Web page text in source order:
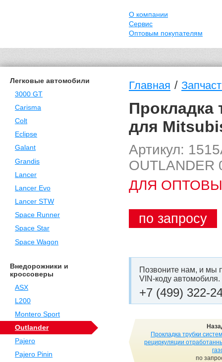
О компании
Сервис
Оптовым покупателям
Легковые автомобили
3000 GT
Carisma
Colt
Eclipse
Galant
Grandis
Lancer
Lancer Evo
Lancer STW
Space Runner
Space Star
Space Wagon
Внедорожники и
кроссоверы
ASX
L200
Montero Sport
Outlander
Pajero
Pajero Pinin
Главная /
Прокладка
для
Артикул:
OUTLANDER
ДЛЯ
по запросу
Позвоните нам, и мы
VIN-коду автомобиля.
+7 (499) 322-
Прокладка трубки
рециркуляции
по